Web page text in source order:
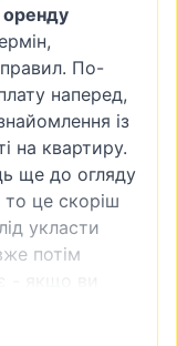
оренду
По-
наперед,
із
на квартиру.
ще до огляду
це скоріш
укласти
потім
- якщо ви